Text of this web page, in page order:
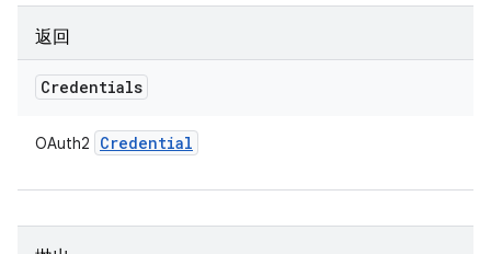
返回
Credentials
OAuth2 Credential